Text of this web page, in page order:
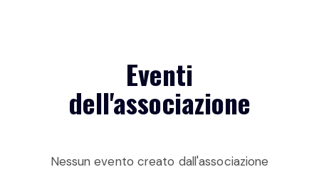
Eventi
dell'associazione
Nessun evento creato dall'associazione